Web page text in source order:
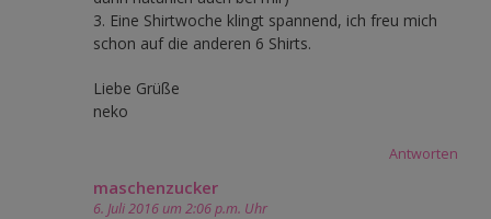
3. Eine Shirtwoche klingt spannend, ich freu mich
schon auf die anderen 6 Shirts.
Liebe Grüße
neko
Antworten
maschenzucker
6. Juli 2016 um 2:06 p.m. Uhr